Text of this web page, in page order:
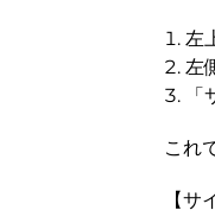
左
左
これ
【サ